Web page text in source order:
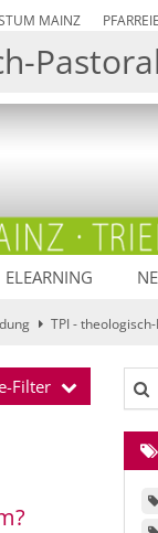
MAINZ
ELEARNING
TPI -
Filter